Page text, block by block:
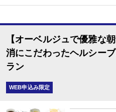
しっとりとした大人の時間を過ごせる
営業時間/17：00～24：00（23：00ラ
（リラクゼーションエステ）
リラクゼーションエステ「Queen's
営業時間/14：00～23：00
添い寝幼児（食事・布団なし）につき
【オーベルジュで優雅な
消にこだわったヘルシー
ラン
WEB申込み限定